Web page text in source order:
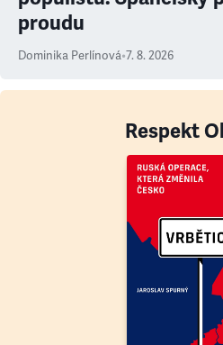
proudu
Dominika Perlínová•7. 8. 2026
Respekt